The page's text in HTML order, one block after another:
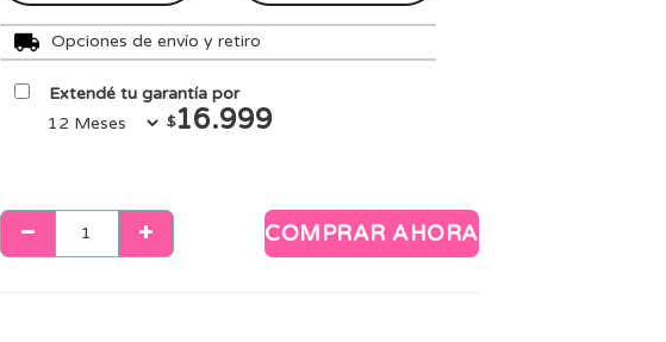
Opciones de envío y retiro
Extendé tu garantía por
$16.999
COMPRAR AHORA